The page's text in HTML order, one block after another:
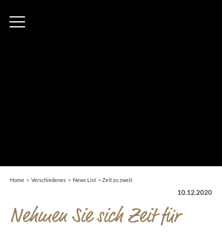
Home > Verschiedenes > News List >Zeit zu zweit
10.12.2020
Nehmen Sie sich Zeit für